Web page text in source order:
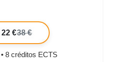
22 €38 €
8 créditos ECTS